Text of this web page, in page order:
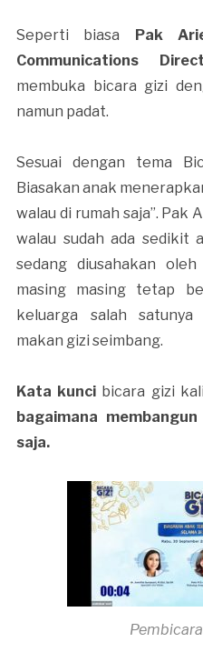
Seperti biasa Pak
Communications
membuka bicara gizi
namun padat.
Sesuai dengan tema
Biasakan anak
walau di rumah saja”. Pak
walau sudah ada sedikit
sedang diusahakan
masing masing tetap
keluarga salah
makan gizi seimbang.
Kata kunci bicara gizi
bagaimana membangun
saja.